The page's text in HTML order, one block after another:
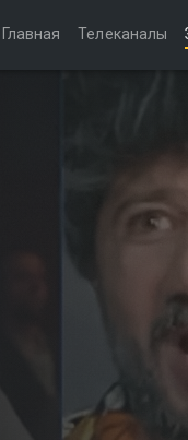
Главная Телеканалы